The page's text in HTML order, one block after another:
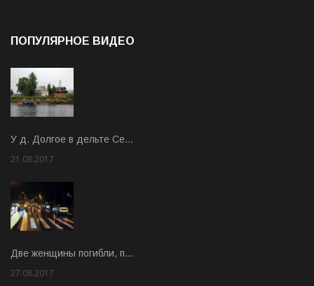
ПОПУЛЯРНОЕ ВИДЕО
У д. Долгое в дельте Се…
21.08.2017
Две женщины погибли, п…
27.08.2017